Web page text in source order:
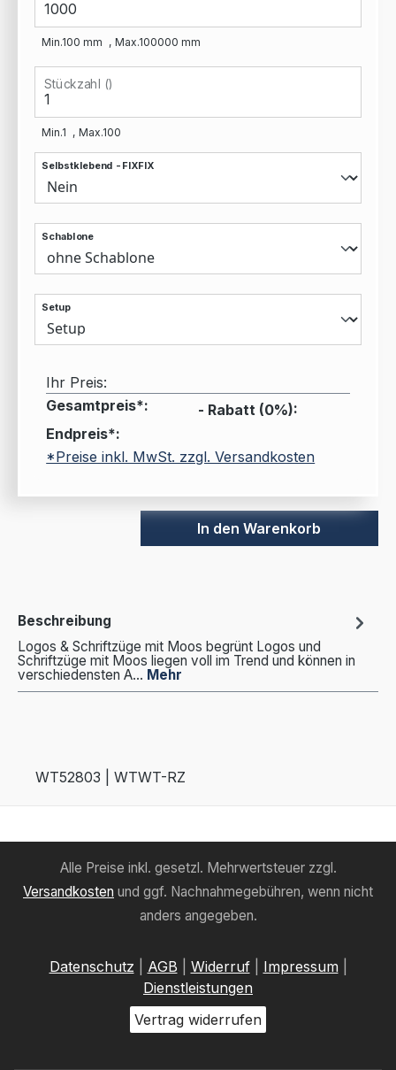
Min.100 mm Max.100000 mm
Stückzahl ()
Min.1 Max.100
Selbstklebend - FIXFIX
Schablone
Setup
Ihr Preis:
Gesamtpreis*:
- Rabatt (0%):
Endpreis*:
*Preise inkl. MwSt. zzgl. Versandkosten
In den Warenkorb
Beschreibung
Logos & Schriftzüge mit Moos begrünt Logos und
Schriftzüge mit Moos liegen voll im Trend und können in
verschiedensten A… Mehr
WT52803 | WTWT-RZ
Alle Preise inkl. gesetzl. Mehrwertsteuer zzgl.
Versandkosten und ggf. Nachnahmegebühren, wenn nicht
anders angegeben.
Datenschutz AGB Widerruf| Impressum
Dienstleistungen
Vertrag widerrufen